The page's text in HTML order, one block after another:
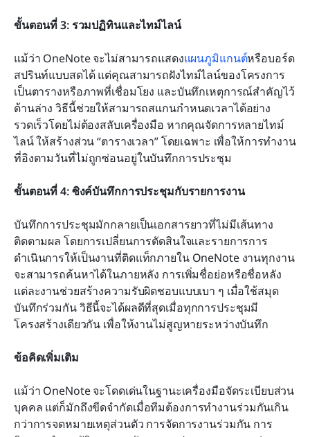
ขั้นตอนที่ 3: รวมปฏิทินและไทม์ไลน์
แม้ว่า OneNote จะไม่สามารถแสดงแผนภูมิแกนต์หรือบอร์ด
สปรินท์แบบสดได้ แต่คุณสามารถฝังไทม์ไลน์ของโครงการ
เป็นตารางหรือภาพที่เชื่อมโยง และบันทึกเหตุการณ์สำคัญไว้
ด้านล่าง วิธีนี้ช่วยให้สามารถสแกนกำหนดเวลาได้อย่าง
รวดเร็วโดยไม่ต้องสลับเครื่องมือ หากคุณจัดการหลายไทม์
ไลน์ ให้สร้างส่วน “ตารางเวลา” โดยเฉพาะ เพื่อให้การทำงาน
ที่อิงตามวันที่ไม่ถูกซ่อนอยู่ในบันทึกการประชุม
ขั้นตอนที่ 4: ซิงค์บันทึกการประชุมกับรายการงาน
บันทึกการประชุมมักกลายเป็นเอกสารยาวที่ไม่มีเส้นทาง
ติดตามผล โดยการเปลี่ยนการตัดสินใจและรายการการ
ดำเนินการให้เป็นงานที่ติดแท็กภายใน OneNote งานทุกงาน
จะสามารถค้นหาได้ในภายหลัง การเพิ่มชื่อย่อหรือชื่อหลัง
แต่ละงานช่วยสร้างความรับผิดชอบแบบเบา ๆ เมื่อใช้สมุด
บันทึกร่วมกัน วิธีนี้จะได้ผลดีที่สุดเมื่อทุกการประชุมมี
โครงสร้างเดียวกัน เพื่อให้งานไม่สูญหายระหว่างบันทึก
ข้อคิดเพิ่มเติม
แม้ว่า OneNote จะโดดเด่นในฐานะเครื่องมือจัดระเบียบส่วน
บุคคล แต่ก็มักถึงขีดจำกัดเมื่อทีมต้องการทำงานร่วมกันเกิน
กว่าการจดหมายเหตุส่วนตัว การจัดการงานร่วมกัน การ